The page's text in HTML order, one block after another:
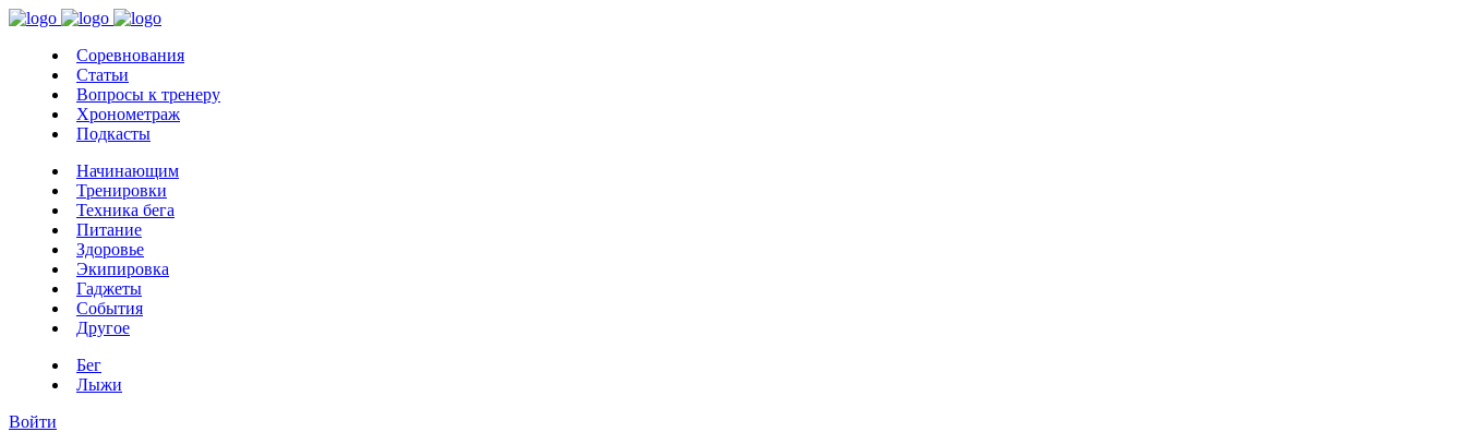
Соревнования
Статьи
Вопросы к тренеру
Хронометраж
Подкасты
Начинающим
Тренировки
Техника бега
Питание
Здоровье
Экипировка
Гаджеты
События
Другое
Бег
Лыжи
Войти